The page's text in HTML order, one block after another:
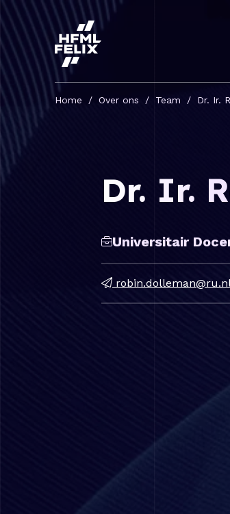
Onderzoeksinstituut HFML-FELIX
Home / Over ons / Team / Dr. Ir.
Dr. Ir.
Universitair